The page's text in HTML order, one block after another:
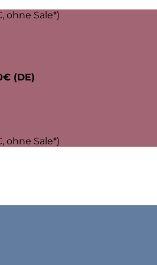
ohne Sale*)
(DE)
ohne Sale*)